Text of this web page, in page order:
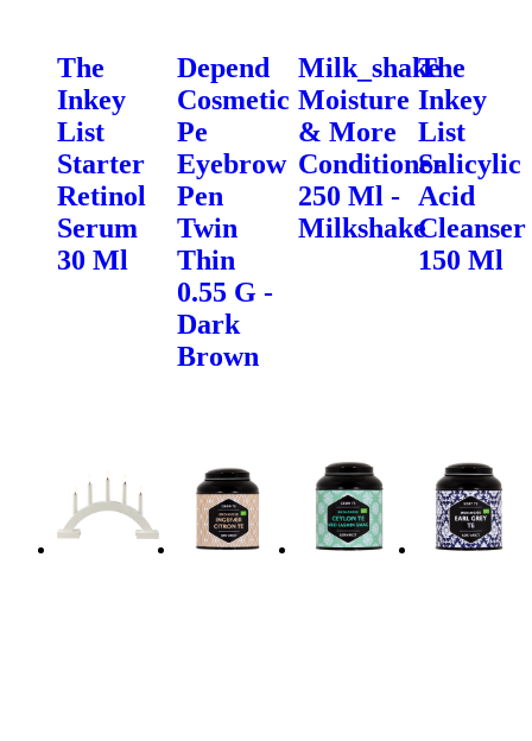
The
Inkey
List
Starter
Retinol
Serum
30 Ml
Depend
Cosmetic
Pe
Eyebrow
Pen
Twin
Thin
0.55 G -
Dark
Brown
Milk_shake
Moisture
& More
Conditioner
250 Ml -
Milkshake
The
Inkey
List
Salicylic
Acid
Cleanser
150 Ml